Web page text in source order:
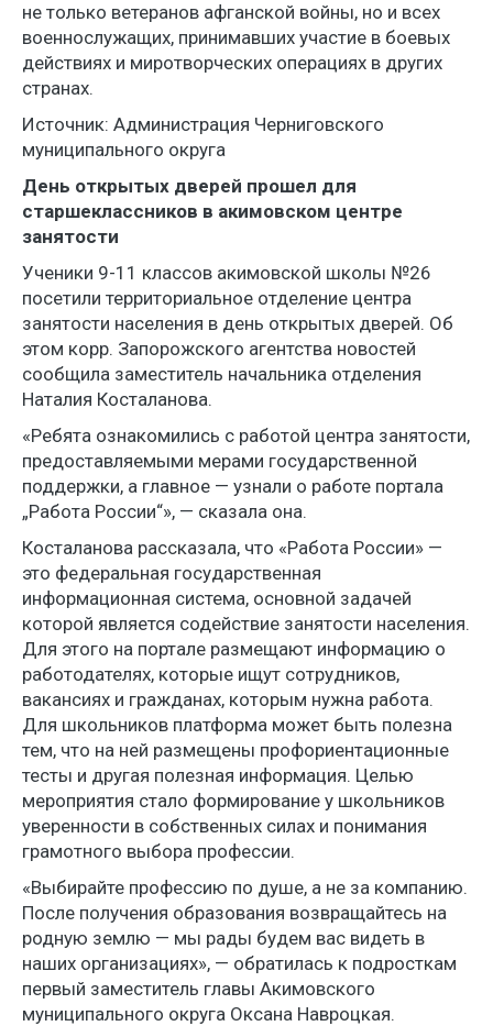
не только ветеранов афганской войны, но и всех
военнослужащих, принимавших участие в боевых
действиях и миротворческих операциях в других
странах.
Источник: Администрация Черниговского
муниципального округа
День открытых дверей прошел для
старшеклассников в акимовском центре
занятости
Ученики 9-11 классов акимовской школы №26
посетили территориальное отделение центра
занятости населения в день открытых дверей. Об
этом корр. Запорожского агентства новостей
сообщила заместитель начальника отделения
Наталия Косталанова.
«Ребята ознакомились с работой центра занятости,
предоставляемыми мерами государственной
поддержки, а главное — узнали о работе портала
„Работа России“», — сказала она.
Косталанова рассказала, что «Работа России» —
это федеральная государственная
информационная система, основной задачей
которой является содействие занятости населения.
Для этого на портале размещают информацию о
работодателях, которые ищут сотрудников,
вакансиях и гражданах, которым нужна работа.
Для школьников платформа может быть полезна
тем, что на ней размещены профориентационные
тесты и другая полезная информация. Целью
мероприятия стало формирование у школьников
уверенности в собственных силах и понимания
грамотного выбора профессии.
«Выбирайте профессию по душе, а не за компанию.
После получения образования возвращайтесь на
родную землю — мы рады будем вас видеть в
наших организациях», — обратилась к подросткам
первый заместитель главы Акимовского
муниципального округа Оксана Навроцкая.